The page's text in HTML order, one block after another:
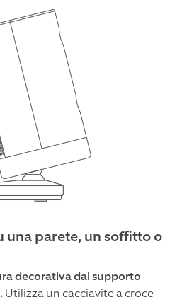
una parete, un soffitto o
decorativa dal supporto
Utilizza un cacciavite a croce